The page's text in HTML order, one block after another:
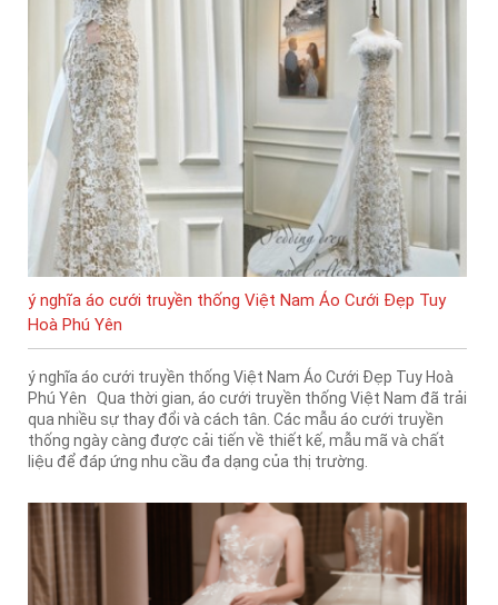
ý nghĩa áo cưới truyền thống Việt Nam Áo Cưới Đẹp Tuy
Hoà Phú Yên
ý nghĩa áo cưới truyền thống Việt Nam Áo Cưới Đẹp Tuy Hoà
Phú Yên Qua thời gian, áo cưới truyền thống Việt Nam đã trải
qua nhiều sự thay đổi và cách tân. Các mẫu áo cưới truyền
thống ngày càng được cải tiến về thiết kế, mẫu mã và chất
liệu để đáp ứng nhu cầu đa dạng của thị trường.